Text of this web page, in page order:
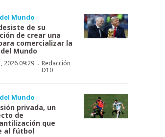
Mundo
de su
de crear una
comercializar la
Mundo
2026 09:29 · Redacción
D10
Mundo
privada, un
de
que
al fútbol